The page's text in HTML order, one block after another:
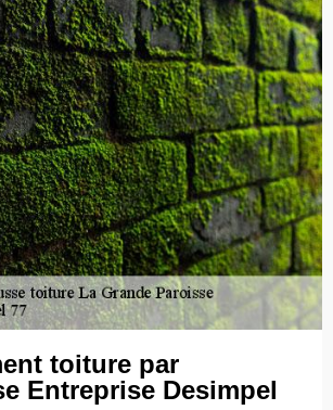
toiture par
Entreprise Desimpel